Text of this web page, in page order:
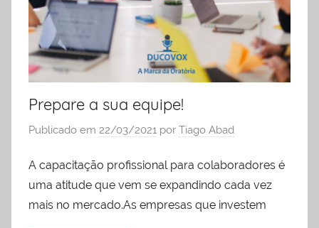
Prepare a sua equipe!
Publicado em 22/03/2021 por Tiago Abad
A capacitação profissional para colaboradores é
uma atitude que vem se expandindo cada vez
mais no mercado.As empresas que investem